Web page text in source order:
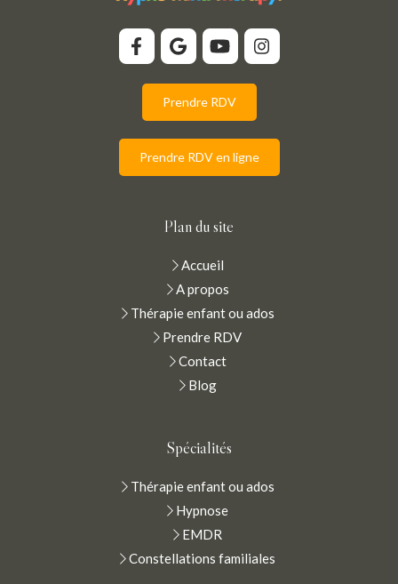
Prendre RDV
Prendre RDV en ligne
Plan du site
Accueil
A propos
Thérapie enfant ou ados
Prendre RDV
Contact
Blog
Spécialités
Thérapie enfant ou ados
Hypnose
EMDR
Constellations familiales